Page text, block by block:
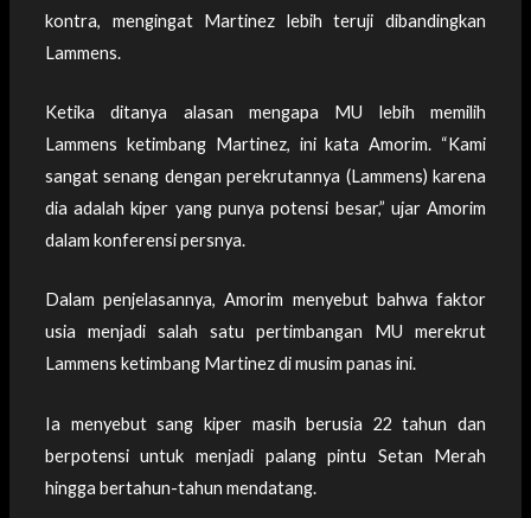
kontra, mengingat Martinez lebih teruji dibandingkan
Lammens.
Ketika ditanya alasan mengapa MU lebih memilih
Lammens ketimbang Martinez, ini kata Amorim. “Kami
sangat senang dengan perekrutannya (Lammens) karena
dia adalah kiper yang punya potensi besar,” ujar Amorim
dalam konferensi persnya.
Dalam penjelasannya, Amorim menyebut bahwa faktor
usia menjadi salah satu pertimbangan MU merekrut
Lammens ketimbang Martinez di musim panas ini.
Ia menyebut sang kiper masih berusia 22 tahun dan
berpotensi untuk menjadi palang pintu Setan Merah
hingga bertahun-tahun mendatang.